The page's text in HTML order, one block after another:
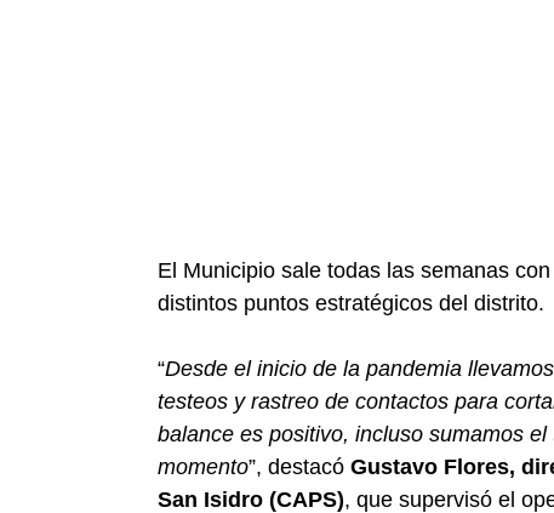
El Municipio sale todas las semanas
distintos puntos estratégicos del distrito.
“Desde el inicio de la pandemia
testeos y rastreo de contactos para
balance es positivo, incluso sumamos
momento”, destacó Gustavo Flores,
San Isidro (CAPS), que supervisó el